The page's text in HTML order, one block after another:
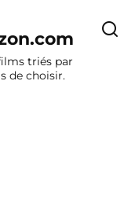
triés par
de choisir.